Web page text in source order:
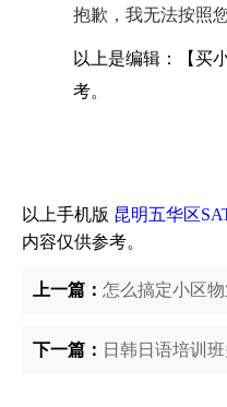
抱歉，我无法按照
以上是编辑：【买
考。
以上手机版 昆明五华区
内容仅供参考。
上一篇： 怎么搞定小区
下一篇： 日韩日语培训